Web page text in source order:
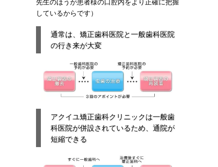
先生のほうが患者様の口腔内をより正確に把握
しているからです）
通常は、矯正歯科医院と一般歯科医院
の行き来が大変
アクイユ矯正歯科クリニックは一般歯
科医院が併設されているため、通院が
短縮できる